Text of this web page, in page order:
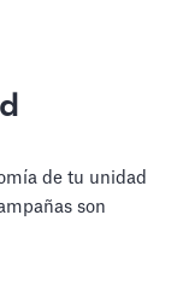
de tu unidad
son